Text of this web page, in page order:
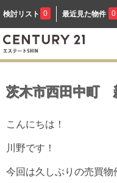
検討リスト 0 最近見た物件 0
茨木市西田中町
こんにちは！
川野です！
今回は久しぶりの売買物